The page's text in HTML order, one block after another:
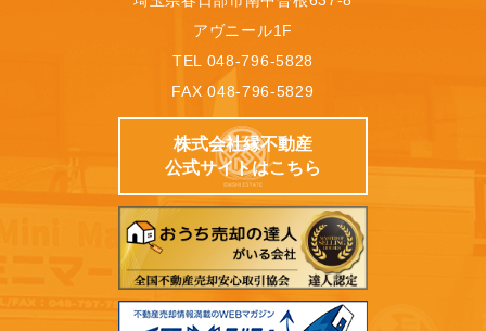
アヴニール1F
TEL 048-796-5828
FAX 048-796-5829
株式会社縁不動産
公式サイトはこちら